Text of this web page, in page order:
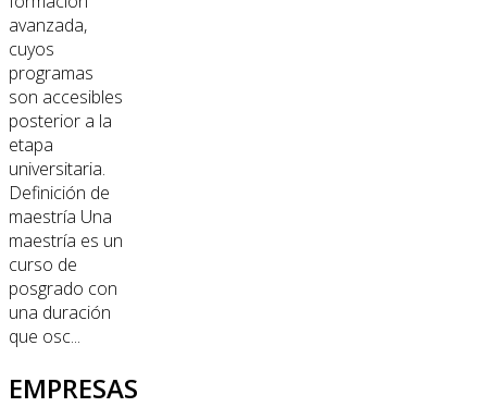
avanzada,
cuyos
programas
son accesibles
posterior a la
etapa
universitaria.
Definición de
maestría Una
maestría es un
curso de
posgrado con
una duración
que osc...
EMPRESAS